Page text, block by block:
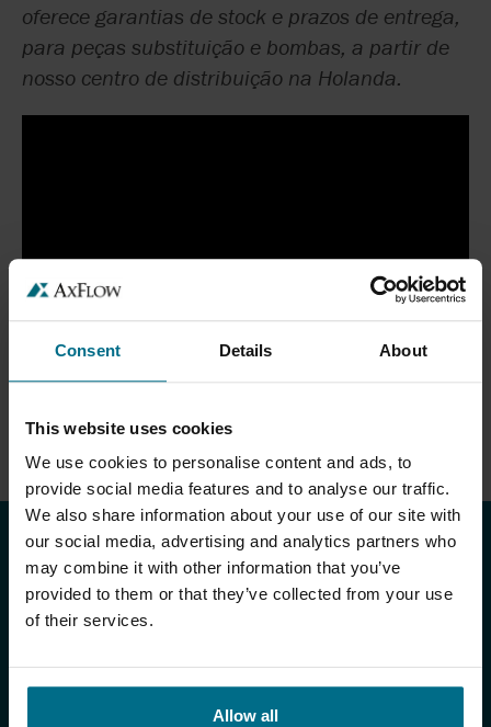
Consent Details About
This website uses cookies
We use cookies to personalise content and ads, to
provide social media features and to analyse our traffic.
We also share information about your use of our site with
our social media, advertising and analytics partners who
may combine it with other information that you’ve
provided to them or that they’ve collected from your use
of their services.
Allow all
oferece garantias de stock e prazos de entrega,
para peças substituição e bombas, a partir de
nosso centro de distribuição na Holanda.
PRODUTOS E SERVIÇOS
AxFlow Systems